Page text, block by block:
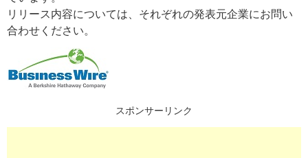
リリース内容については、それぞれの発表元企業にお問い
合わせください。
スポンサーリンク